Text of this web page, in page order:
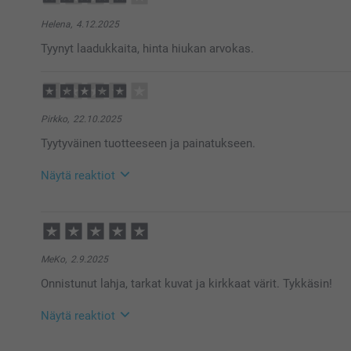
Kiitokset palautteestasi, olemme kiitollisia siitä 🌸
Lämpimin terveisin
Helena, 4.12.2025
Tyynyt laadukkaita, hinta hiukan arvokas.
Pirkko, 22.10.2025
Tyytyväinen tuotteeseen ja painatukseen.
Näytä reaktiot
11:11
Hei Pirkko,
Suuret kiitokset 4 tähdestä ja palautteesta,
Lämpimin kiitoksin,
MeKo, 2.9.2025
Onnistunut lahja, tarkat kuvat ja kirkkaat värit. Tykkäsin!
Näytä reaktiot